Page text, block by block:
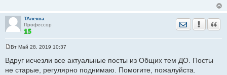
н
и
е
ТАлекса
Профессор
Отправить
о
б
Вт Май 28, 2019 10:37
Вдруг исчезли все актуальные посты из Общих тем ДО. Посты
не старые, регулярно поднимаю. Помогите, пожалуйста.